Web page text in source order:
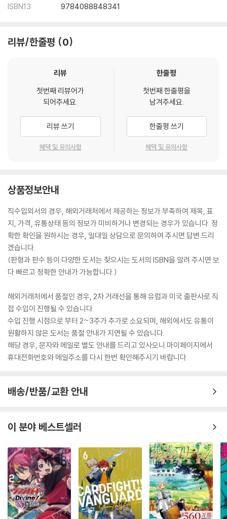
ISBN13
9784088848341
리뷰/한줄평 0
리뷰
첫번째 리뷰어가
되어주세요.
리뷰 쓰기
혜택 및 유의사항
한줄평
첫번째 한줄평을
남겨주세요.
한줄평 쓰기
혜택 및 유의사항
상품정보안내
직수입외서의 경우, 해외거래처에서 제공하는 정보가 부족하여 제목, 표
지, 가격, 유통상태 등의 정보가 미비하거나 변경되는 경우가 있습니다. 정
확한 확인을 원하시는 경우, 일대일 상담으로 문의하여 주시면 답변 드리
겠습니다.
(판형과 판수 등이 다양한 도서는 찾으시는 도서의 ISBN을 알려 주시면 보
다 빠르고 정확한 안내가 가능합니다.)
해외거래처에서 품절인 경우, 2차 거래선을 통해 유럽과 미국 출판사로 직
접 수입이 진행될 수 있습니다.
수입 진행 시점으로 부터 2~3주가 추가로 소요되며, 해외에서도 유통이
원활하지 않은 도서는 품절 안내가 지연될 수 있습니다.
해당 경우, 문자와 메일로 별도 안내를 드리고 있사오니 마이페이지에서
휴대전화번호와 메일주소를 다시 한번 확인해주시기 바랍니다.
배송/반품/교환 안내
이 분야 베스트셀러